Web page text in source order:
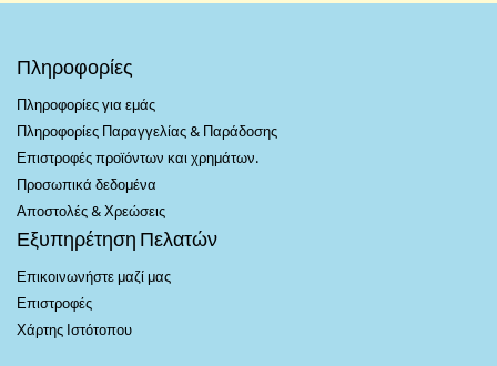
Πληροφορίες
Πληροφορίες για εμάς
Πληροφορίες Παραγγελίας & Παράδοσης
Επιστροφές προϊόντων και χρημάτων.
Προσωπικά δεδομένα
Αποστολές & Χρεώσεις
Εξυπηρέτηση Πελατών
Επικοινωνήστε μαζί μας
Επιστροφές
Χάρτης Ιστότοπου